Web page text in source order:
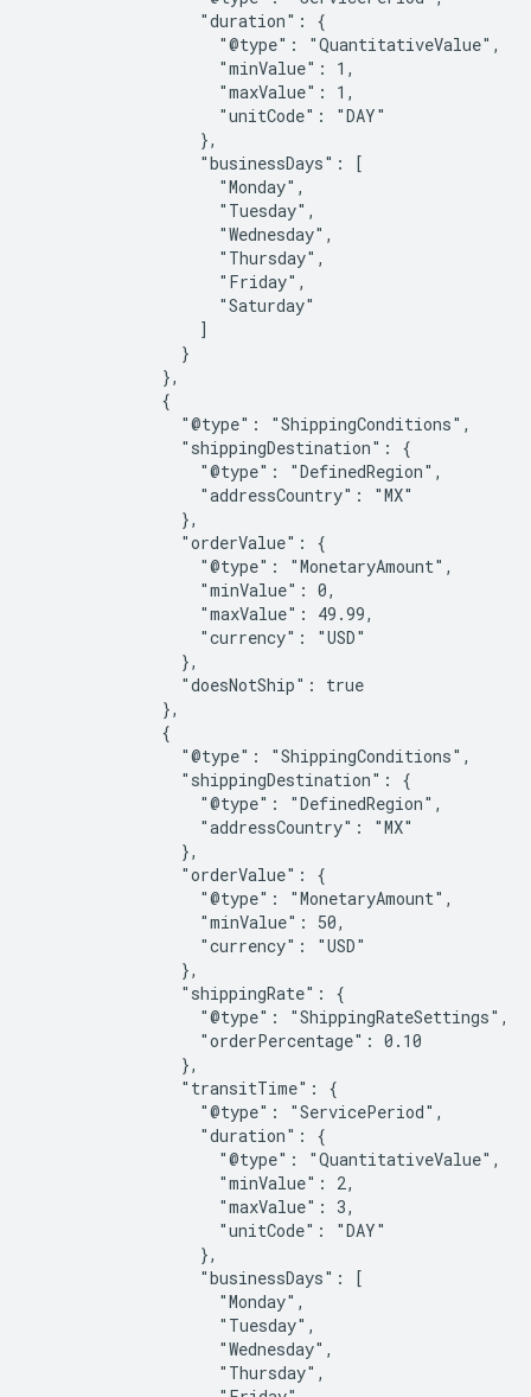
                  "duration": {
                    "@type": "QuantitativeValue",
                    "minValue": 1,
                    "maxValue": 1,
                    "unitCode": "DAY"
                  },
                  "businessDays": [
                    "Monday",
                    "Tuesday",
                    "Wednesday",
                    "Thursday",
                    "Friday",
                    "Saturday"
                  ]
                }
              },
              {
                "@type": "ShippingConditions",
                "shippingDestination": {
                  "@type": "DefinedRegion",
                  "addressCountry": "MX"
                },
                "orderValue": {
                  "@type": "MonetaryAmount",
                  "minValue": 0,
                  "maxValue": 49.99,
                  "currency": "USD"
                },
                "doesNotShip": true
              },
              {
                "@type": "ShippingConditions",
                "shippingDestination": {
                  "@type": "DefinedRegion",
                  "addressCountry": "MX"
                },
                "orderValue": {
                  "@type": "MonetaryAmount",
                  "minValue": 50,
                  "currency": "USD"
                },
                "shippingRate": {
                  "@type": "ShippingRateSettings",
                  "orderPercentage": 0.10
                },
                "transitTime": {
                  "@type": "ServicePeriod",
                  "duration": {
                    "@type": "QuantitativeValue",
                    "minValue": 2,
                    "maxValue": 3,
                    "unitCode": "DAY"
                  },
                  "businessDays": [
                    "Monday",
                    "Tuesday",
                    "Wednesday",
                    "Thursday",